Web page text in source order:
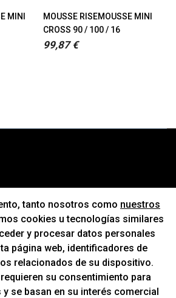
MINI
MOUSSE RISEMOUSSE MINI
CROSS 90 / 100 / 16
99,87 €
tanto nosotros como nuestros
cookies u tecnologías similares
y procesar datos personales
página web, identificadores de
relacionados de su dispositivo.
su consentimiento para
se basan en su interés comercial